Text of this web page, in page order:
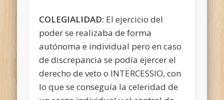
COLEGIALIDAD: El ejercicio del
poder se realizaba de forma
autónoma e individual pero en caso
de discrepancia se podía ejercer el
derecho de veto o INTERCESSIO, con
lo que se conseguía la celeridad de